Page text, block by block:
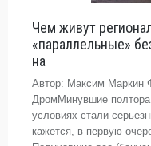
Чем живут
«параллельные»
на
Автор: Максим Маркин
ДромМинувшие
условиях стали
кажется, в первую